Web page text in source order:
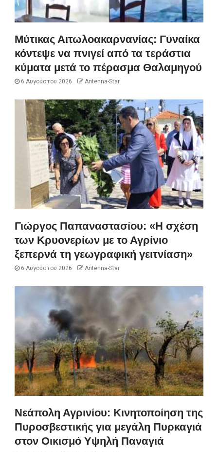
Μύτικας Αιτωλοακαρνανίας: Γυναίκα
κόντεψε να πνιγεί από τα τεράστια
κύματα μετά το πέρασμα Θαλαμηγού
6 Αυγούστου 2026 Antenna-Star
Γιώργος Παπαναστασίου: «Η σχέση
των Κρυονερίων με το Αγρίνιο
ξεπερνά τη γεωγραφική γειτνίαση»
6 Αυγούστου 2026 Antenna-Star
Νεάπολη Αγρινίου: Κινητοποίηση της
Πυροσβεστικής για μεγάλη Πυρκαγιά
στον Οικισμό Υψηλή Παναγιά